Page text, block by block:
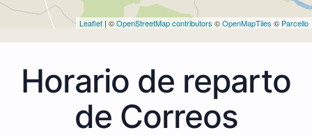
Leaflet | ©OpenStreetMap contributors ©OpenMapTiles © Parcello
Horario de reparto
de Correos